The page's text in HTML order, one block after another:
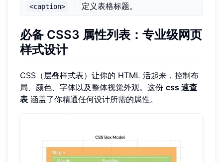
<caption> 定义表格标题。
必备 CSS3 属性列表：专业级网页
样式设计
CSS（层叠样式表）让你的 HTML 活起来，控制布
局、颜色、字体以及整体视觉外观。这份 css 速查
表 涵盖了你精通任何设计所需的属性。